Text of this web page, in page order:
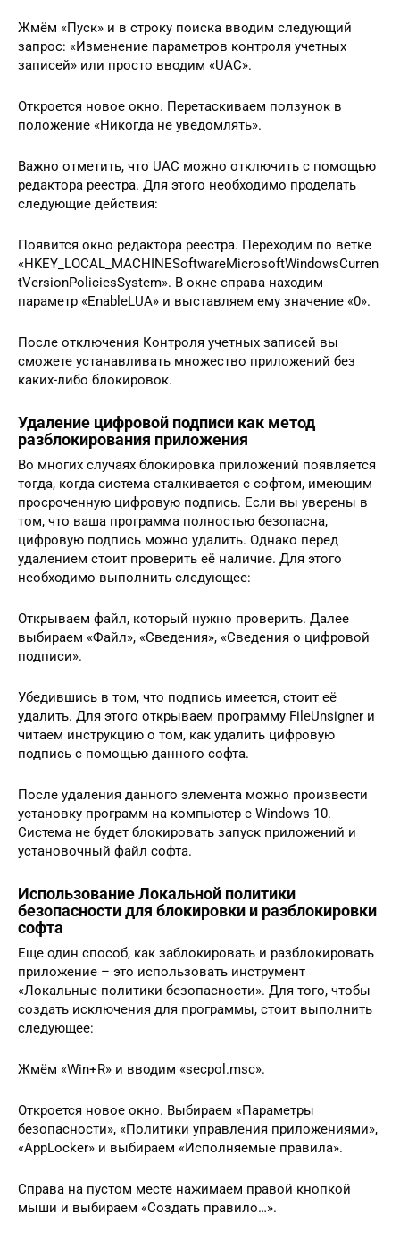
Жмём «Пуск» и в строку поиска вводим следующий
запрос: «Изменение параметров контроля учетных
записей» или просто вводим «UAC».
Откроется новое окно. Перетаскиваем ползунок в
положение «Никогда не уведомлять».
Важно отметить, что UAC можно отключить с помощью
редактора реестра. Для этого необходимо проделать
следующие действия:
Появится окно редактора реестра. Переходим по ветке
«HKEY_LOCAL_MACHINESoftwareMicrosoftWindowsCurren
tVersionPoliciesSystem». В окне справа находим
параметр «EnableLUA» и выставляем ему значение «0».
После отключения Контроля учетных записей вы
сможете устанавливать множество приложений без
каких-либо блокировок.
Удаление цифровой подписи как метод
разблокирования приложения
Во многих случаях блокировка приложений появляется
тогда, когда система сталкивается с софтом, имеющим
просроченную цифровую подпись. Если вы уверены в
том, что ваша программа полностью безопасна,
цифровую подпись можно удалить. Однако перед
удалением стоит проверить её наличие. Для этого
необходимо выполнить следующее:
Открываем файл, который нужно проверить. Далее
выбираем «Файл», «Сведения», «Сведения о цифровой
подписи».
Убедившись в том, что подпись имеется, стоит её
удалить. Для этого открываем программу FileUnsigner и
читаем инструкцию о том, как удалить цифровую
подпись с помощью данного софта.
После удаления данного элемента можно произвести
установку программ на компьютер с Windows 10.
Система не будет блокировать запуск приложений и
установочный файл софта.
Использование Локальной политики
безопасности для блокировки и разблокировки
софта
Еще один способ, как заблокировать и разблокировать
приложение – это использовать инструмент
«Локальные политики безопасности». Для того, чтобы
создать исключения для программы, стоит выполнить
следующее:
Жмём «Win+R» и вводим «secpol.msc».
Откроется новое окно. Выбираем «Параметры
безопасности», «Политики управления приложениями»,
«AppLocker» и выбираем «Исполняемые правила».
Справа на пустом месте нажимаем правой кнопкой
мыши и выбираем «Создать правило…».